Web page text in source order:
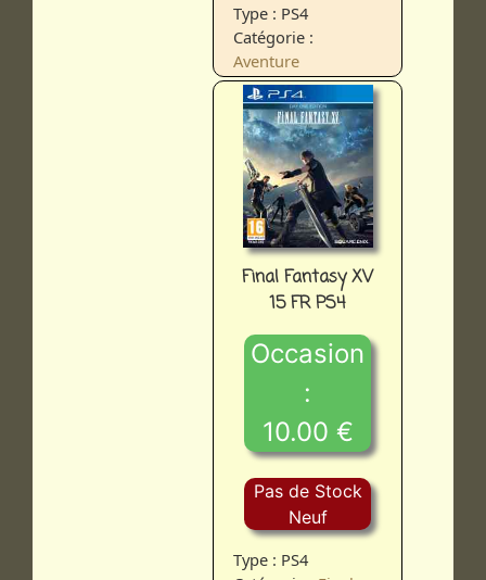
Type : PS4
Catégorie :
Aventure
Final Fantasy XV
15 FR PS4
Occasion
:
10.00 €
Pas de Stock
Neuf
Type : PS4